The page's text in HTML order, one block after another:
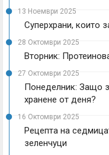
13 Ноември 2025
Суперхрани, които
28 Октомври 2025
Вторник:
27 Октомври 2025
Понеделник: Защо
хранене от деня?
16 Октомври 2025
Рецепта на
зеленчуци